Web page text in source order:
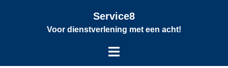
Service8
Voor dienstverlening met een acht!